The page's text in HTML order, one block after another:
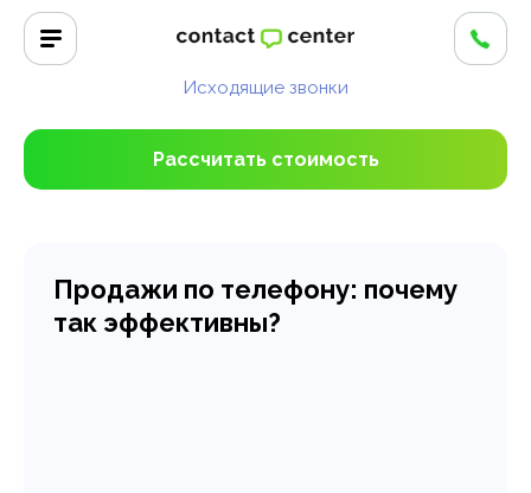
Продажи по телефону
Исходящие звонки
Рассчитать стоимость
Продажи по телефону: почему
так эффективны?